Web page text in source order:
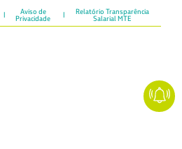
Aviso de
Privacidade
Relatório Transparência
Salarial MTE